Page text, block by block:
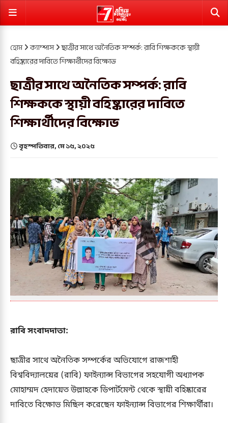
হোম ক্যাম্পাস ছাত্রীর সাথে অনৈতিক সম্পর্ক: রাবি শিক্ষককে স্থায়ী
বহিষ্কারের দাবিতে শিক্ষার্থীদের বিক্ষোভ
ছাত্রীর সাথে অনৈতিক সম্পর্ক: রাবি
শিক্ষককে স্থায়ী বহিষ্কারের দাবিতে
শিক্ষার্থীদের বিক্ষোভ
বৃহস্পতিবার, মে ১৫, ২০২৫
রাবি সংবাদদাতা:
ছাত্রীর সাথে অনৈতিক সম্পর্কের অভিযোগে রাজশাহী
বিশ্ববিদ্যালয়ের (রাবি) ফাইন্যান্স বিভাগের সহযোগী অধ্যাপক
মোহাম্মদ হেদায়েত উল্লাহকে ডিপার্টমেন্ট থেকে স্থায়ী বহিষ্কারের
দাবিতে বিক্ষোভ মিছিল করেছেন ফাইন্যান্স বিভাগের শিক্ষার্থীরা।